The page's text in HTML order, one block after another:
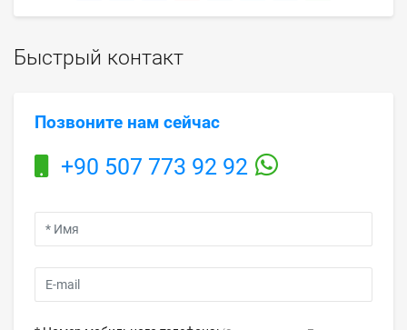
Быстрый контакт
Позвоните нам сейчас
+90 507 773 92 92